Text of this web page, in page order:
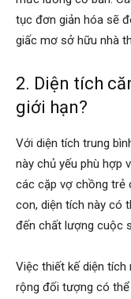
tục đơn giản hóa sẽ
giấc mơ sở hữu nhà
2. Diện tích
giới hạn?
Với diện tích trung
này chủ yếu phù hợp
các cặp vợ chồng trẻ
con, diện tích này có
đến chất lượng cuộc
Việc thiết kế diện
rộng đối tượng có thể